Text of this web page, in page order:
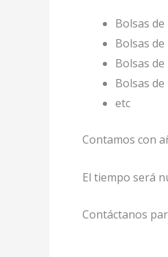
Bolsas
Bolsas
Bolsas
Bolsas
etc
Contamos con
El tiempo será
Contáctanos